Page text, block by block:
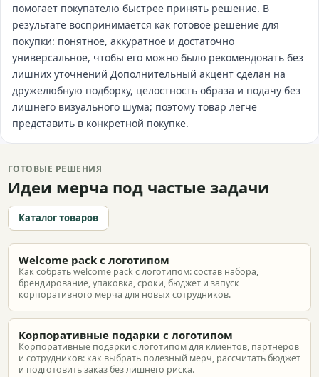
помогает покупателю быстрее принять решение. В
результате воспринимается как готовое решение для
покупки: понятное, аккуратное и достаточно
универсальное, чтобы его можно было рекомендовать без
лишних уточнений Дополнительный акцент сделан на
дружелюбную подборку, целостность образа и подачу без
лишнего визуального шума; поэтому товар легче
представить в конкретной покупке.
ГОТОВЫЕ РЕШЕНИЯ
Идеи мерча под частые задачи
Каталог товаров
Welcome pack с логотипом
Как собрать welcome pack с логотипом: состав набора,
брендирование, упаковка, сроки, бюджет и запуск
корпоративного мерча для новых сотрудников.
Корпоративные подарки с логотипом
Корпоративные подарки с логотипом для клиентов, партнеров
и сотрудников: как выбрать полезный мерч, рассчитать бюджет
и подготовить заказ без лишнего риска.